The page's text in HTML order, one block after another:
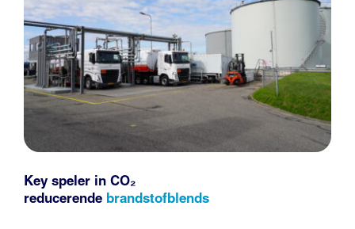
Key speler in CO₂
reducerende brandstofblends